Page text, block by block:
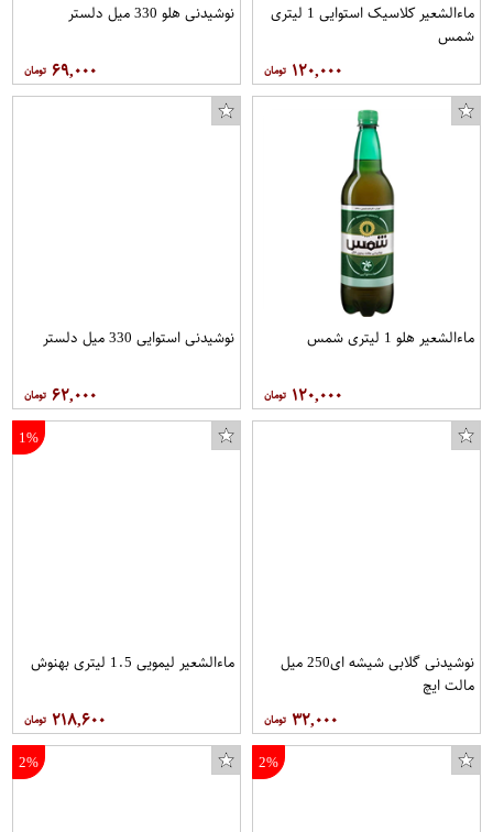
ماءالشعیر کلاسیک استوایی 1 لیتری
شمس
۱۲۰,۰۰۰
نوشیدنی هلو 330 میل دلستر
۶۹,۰۰۰
ماءالشعیر هلو 1 لیتری شمس
۱۲۰,۰۰۰
نوشیدنی استوایی 330 میل دلستر
۶۲,۰۰۰
نوشیدنی گلابی شیشه ای250 میل
مالت ایچ
۳۲,۰۰۰
1%
ماءالشعیر لیمویی 1.5 لیتری بهنوش
۲۱۸,۶۰۰
2%
2%